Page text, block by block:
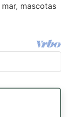
mascotas